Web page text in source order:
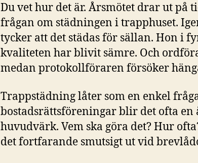
Du vet hur det är. Årsmötet drar ut på
frågan om städningen i trapphuset.
tycker att det städas för sällan. Hon i
kvaliteten har blivit sämre. Och
medan protokollföraren försöker
Trappstädning låter som en enkel
bostadsrättsföreningar blir det ofta en
huvudvärk. Vem ska göra det? Hur
det fortfarande smutsigt ut vid